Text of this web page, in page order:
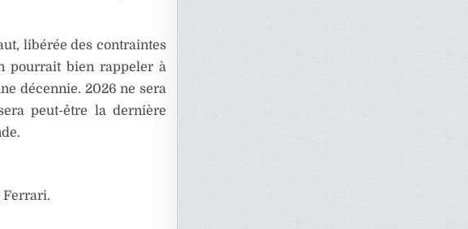
libérée des contraintes
pourrait bien rappeler à
décennie. 2026 ne sera
peut-être la dernière
Ferrari.